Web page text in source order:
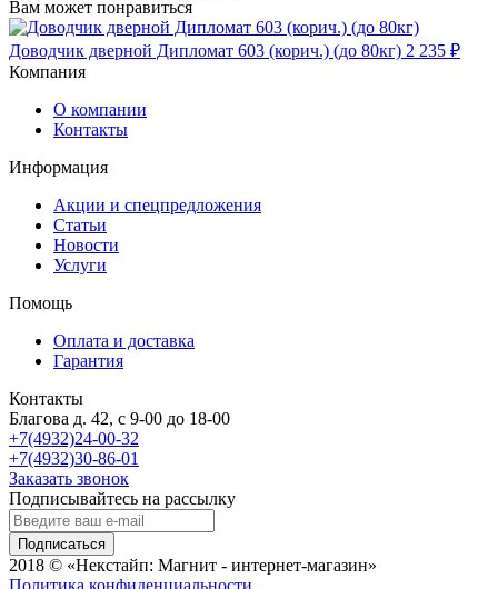
Вам может понравиться
Доводчик дверной Дипломат 603 (корич.) (до 80кг) 2 235 ₽
Компания
О компании
Контакты
Информация
Акции и спецпредложения
Статьи
Новости
Услуги
Помощь
Оплата и доставка
Гарантия
Контакты
Благова д. 42, с 9-00 до 18-00
+7(4932)24-00-32
+7(4932)30-86-01
Заказать звонок
Подписывайтесь на рассылку
Подписаться
2018 © «Некстайп: Магнит - интернет-магазин»
Политика конфиденциальности